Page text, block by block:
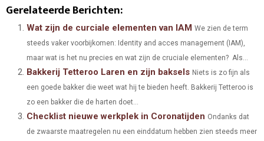
A
R
O
T
W
I
T
E
A
R
O
C
E
O
K
A
R
O
N
T
E
R
S
A
R
O
N
K
D
N
R
O
I
Gerelateerde Berichten:
Wat zijn de curciale elementen van IAM We zien de term
steeds vaker voorbijkomen: Identity and acces management (IAM),
maar wat is het nu precies en wat zijn de cruciale elementen? Als...
Bakkerij Tetteroo Laren en zijn baksels Niets is zo fijn als
een goede bakker die weet wat hij te bieden heeft. Bakkerij Tetteroo is
zo een bakker die de harten doet...
Checklist nieuwe werkplek in Coronatijden Ondanks dat
de zwaarste maatregelen nu een einddatum hebben zien steeds meer